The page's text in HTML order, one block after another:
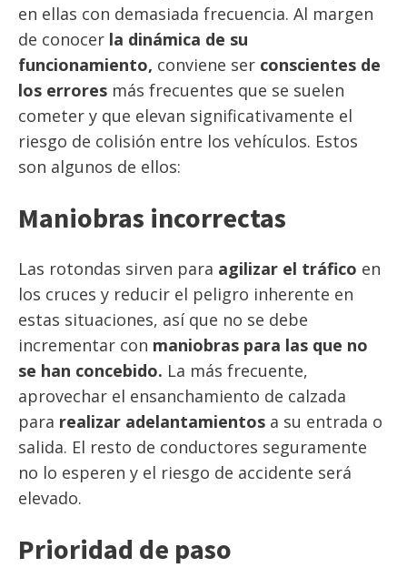
en ellas con demasiada frecuencia. Al margen
de conocer la dinámica de su
funcionamiento, conviene ser conscientes de
los errores más frecuentes que se suelen
cometer y que elevan significativamente el
riesgo de colisión entre los vehículos. Estos
son algunos de ellos:
Maniobras incorrectas
Las rotondas sirven para agilizar el tráfico en
los cruces y reducir el peligro inherente en
estas situaciones, así que no se debe
incrementar con maniobras para las que no
se han concebido. La más frecuente,
aprovechar el ensanchamiento de calzada
para realizar adelantamientos a su entrada o
salida. El resto de conductores seguramente
no lo esperen y el riesgo de accidente será
elevado.
Prioridad de paso